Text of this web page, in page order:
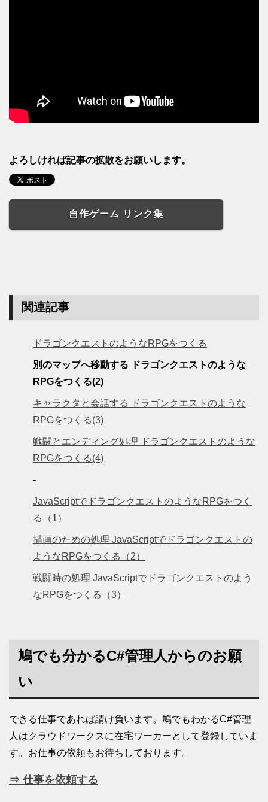
よろしければ記事の拡散をお願いします。
自作ゲーム リンク集
関連記事
ドラゴンクエストのようなRPGをつくる
別のマップへ移動する ドラゴンクエストのような
RPGをつくる(2)
キャラクタと会話する ドラゴンクエストのような
RPGをつくる(3)
戦闘とエンディング処理 ドラゴンクエストのような
RPGをつくる(4)
-
JavaScriptでドラゴンクエストのようなRPGをつく
る（1）
描画のための処理 JavaScriptでドラゴンクエストの
ようなRPGをつくる（2）
戦闘時の処理 JavaScriptでドラゴンクエストのよう
なRPGをつくる（3）
鳩でも分かるC#管理人からのお願
い
できる仕事であれば請け負います。鳩でもわかるC#管理
人はクラウドワークスに在宅ワーカーとして登録していま
す。お仕事の依頼もお待ちしております。
⇒ 仕事を依頼する